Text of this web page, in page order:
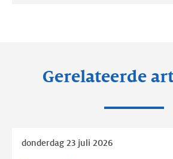
Gerelateerde
donderdag 23 juli 2026